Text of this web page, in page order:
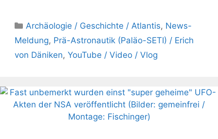
Kategorien
Archäologie / Geschichte / Atlantis, News-
Meldung, Prä-Astronautik (Paläo-SETI) / Erich
von Däniken, YouTube / Video / Vlog